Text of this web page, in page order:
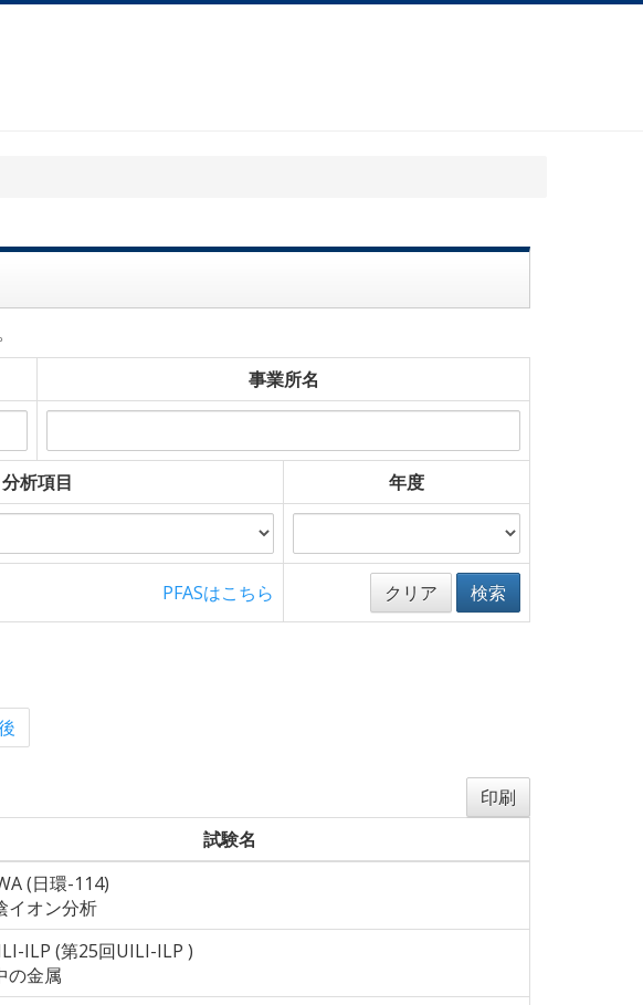
事業所名
分析項目 年度
PFASはこちら クリア 検索
印刷
試験名
(日環-114)
イオン分析
ILP (第25回UILI-ILP )
の金属